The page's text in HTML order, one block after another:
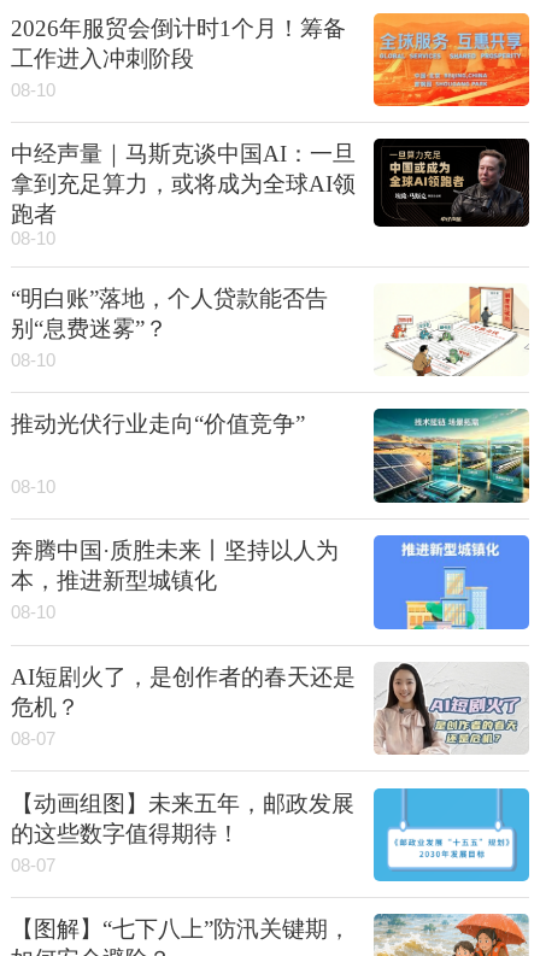
2026年服贸会倒计时1个月！筹备
工作进入冲刺阶段
08-10
中经声量｜马斯克谈中国AI：一旦
拿到充足算力，或将成为全球AI领
跑者
08-10
“明白账”落地，个人贷款能否告
别“息费迷雾”？
08-10
推动光伏行业走向“价值竞争”
08-10
奔腾中国·质胜未来丨坚持以人为
本，推进新型城镇化
08-10
AI短剧火了，是创作者的春天还是
危机？
08-07
【动画组图】未来五年，邮政发展
的这些数字值得期待！
08-07
【图解】“七下八上”防汛关键期，